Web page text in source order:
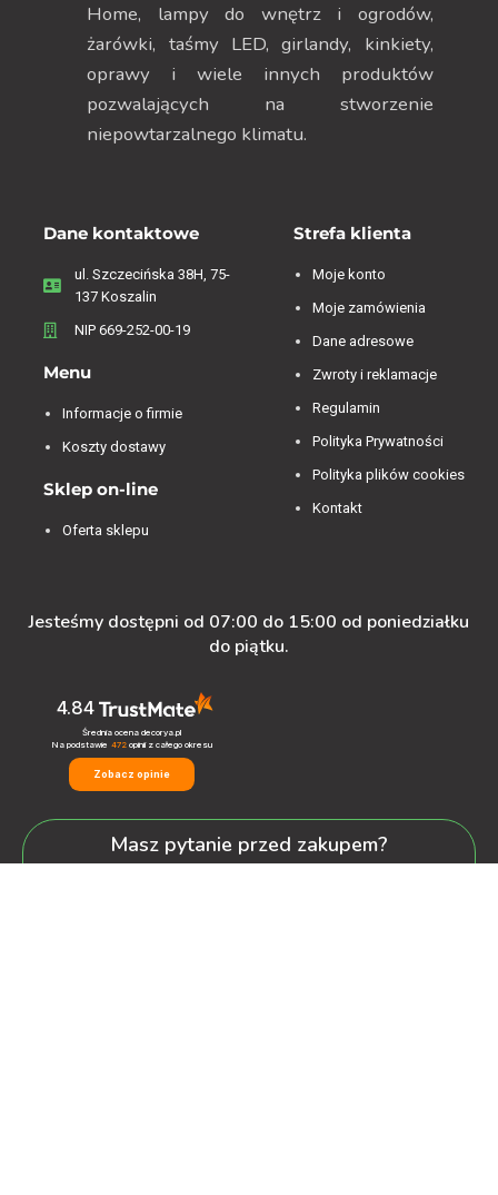
Home, lampy do wnętrz i ogrodów,
żarówki, taśmy LED, girlandy, kinkiety,
oprawy i wiele innych produktów
pozwalających na stworzenie
niepowtarzalnego klimatu.
Dane kontaktowe
ul. Szczecińska 38H, 75-
137 Koszalin
NIP 669-252-00-19
Menu
Informacje o firmie
Koszty dostawy
Sklep on-line
Oferta sklepu
Strefa klienta
Moje konto
Moje zamówienia
Dane adresowe
Zwroty i reklamacje
Regulamin
Polityka Prywatności
Polityka plików cookies
Kontakt
Jesteśmy dostępni od 07:00 do 15:00 od poniedziałku
do piątku.
4.84
Średnia ocena decorya.pl
Na podstawie 472opinii z całego okresu
Zobacz opinie
Masz pytanie przed zakupem?